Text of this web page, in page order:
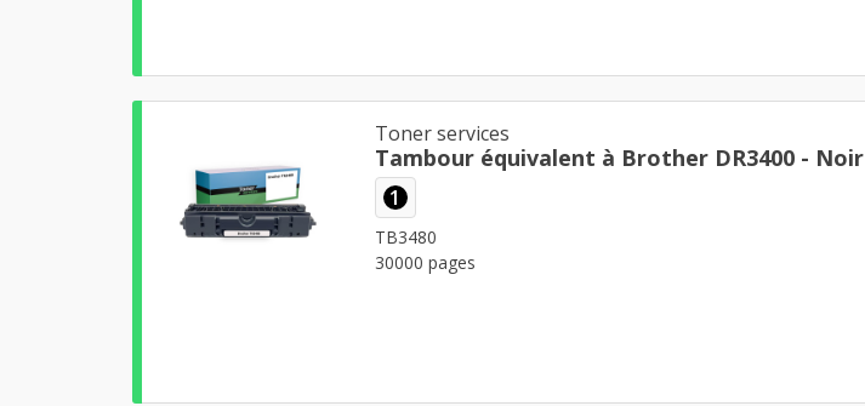
Toner services
Tambour équivalent à Brother DR3400 - Noir
1
TB3480
30000 pages